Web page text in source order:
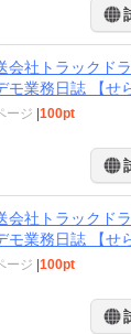
会社トラックド
モ業務日誌 【せ
ージ 100pt
会社トラックド
モ業務日誌 【せ
ージ 100pt